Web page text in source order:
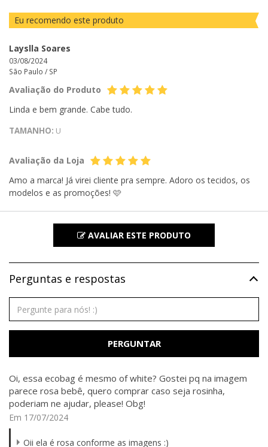
Eu recomendo este produto
Layslla Soares
03/08/2024
São Paulo / SP
Avaliação do Produto
Linda e bem grande. Cabe tudo.
TAMANHO: U
Avaliação da Loja
Amo a marca! Já virei cliente pra sempre. Adoro os tecidos, os
modelos e as promoções! 🩷
AVALIAR ESTE PRODUTO
Perguntas e respostas
PERGUNTAR
Oi, essa ecobag é mesmo of white? Gostei pq na imagem
parece rosa bebê, quero comprar caso seja rosinha,
poderiam ne ajudar, please! Obg!
Em 17/07/2024
Oii ela é rosa conforme as imagens :)